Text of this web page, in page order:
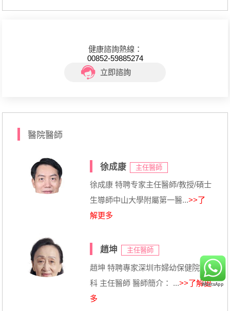
健康諮詢熱線：
00852-59885274
立即諮詢
醫院醫師
徐成康 主任醫師
徐成康 特聘专家主任醫師/教授/碩士
生導師中山大學附屬第一醫...>>了
解更多
趙坤 主任醫師
趙坤 特聘專家深圳市婦幼保健院婦
科 主任醫師 醫師簡介： ...>>了解更
多